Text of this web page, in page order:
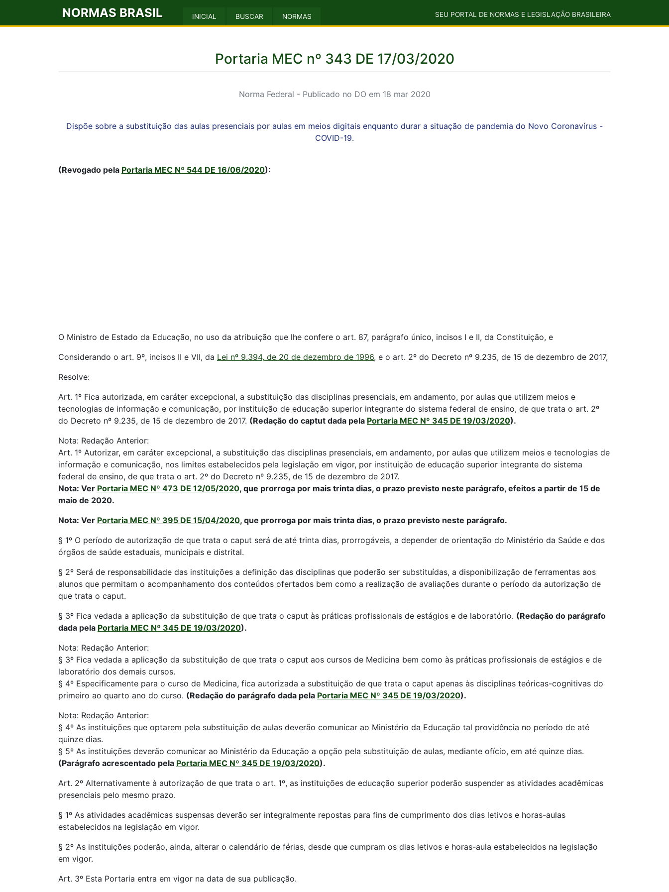
NORMAS BRASIL INICIAL BUSCAR NORMAS SEU PORTAL DE NORMAS E LEGISLAÇÃO BRASILEIRA
Portaria MEC nº 343 DE 17/03/2020
Norma Federal - Publicado no DO em 18 mar 2020
Dispõe sobre a substituição das aulas presenciais por aulas em meios digitais enquanto durar a situação de pandemia do Novo Coronavírus -
COVID-19.
(Revogado pela Portaria MEC Nº 544 DE 16/06/2020):
O Ministro de Estado da Educação, no uso da atribuição que lhe confere o art. 87, parágrafo único, incisos I e II, da Constituição, e
Considerando o art. 9º, incisos II e VII, da Lei nº 9.394, de 20 de dezembro de 1996, e o art. 2º do Decreto nº 9.235, de 15 de dezembro de 2017,
Resolve:
Art. 1º Fica autorizada, em caráter excepcional, a substituição das disciplinas presenciais, em andamento, por aulas que utilizem meios e
tecnologias de informação e comunicação, por instituição de educação superior integrante do sistema federal de ensino, de que trata o art. 2º
do Decreto nº 9.235, de 15 de dezembro de 2017. (Redação do captut dada pela Portaria MEC Nº 345 DE 19/03/2020).
Nota: Redação Anterior:
Art. 1º Autorizar, em caráter excepcional, a substituição das disciplinas presenciais, em andamento, por aulas que utilizem meios e tecnologias de
informação e comunicação, nos limites estabelecidos pela legislação em vigor, por instituição de educação superior integrante do sistema
federal de ensino, de que trata o art. 2º do Decreto nº 9.235, de 15 de dezembro de 2017.
Nota: Ver Portaria MEC Nº 473 DE 12/05/2020, que prorroga por mais trinta dias, o prazo previsto neste parágrafo, efeitos a partir de 15 de
maio de 2020.
Nota: Ver Portaria MEC Nº 395 DE 15/04/2020, que prorroga por mais trinta dias, o prazo previsto neste parágrafo.
§ 1º O período de autorização de que trata o caput será de até trinta dias, prorrogáveis, a depender de orientação do Ministério da Saúde e dos
órgãos de saúde estaduais, municipais e distrital.
§ 2º Será de responsabilidade das instituições a definição das disciplinas que poderão ser substituídas, a disponibilização de ferramentas aos
alunos que permitam o acompanhamento dos conteúdos ofertados bem como a realização de avaliações durante o período da autorização de
que trata o caput.
§ 3º Fica vedada a aplicação da substituição de que trata o caput às práticas profissionais de estágios e de laboratório. (Redação do parágrafo
dada pela Portaria MEC Nº 345 DE 19/03/2020).
Nota: Redação Anterior:
§ 3º Fica vedada a aplicação da substituição de que trata o caput aos cursos de Medicina bem como às práticas profissionais de estágios e de
laboratório dos demais cursos.
§ 4º Especificamente para o curso de Medicina, fica autorizada a substituição de que trata o caput apenas às disciplinas teóricas-cognitivas do
primeiro ao quarto ano do curso. (Redação do parágrafo dada pela Portaria MEC Nº 345 DE 19/03/2020).
Nota: Redação Anterior:
§ 4º As instituições que optarem pela substituição de aulas deverão comunicar ao Ministério da Educação tal providência no período de até
quinze dias.
§ 5º As instituições deverão comunicar ao Ministério da Educação a opção pela substituição de aulas, mediante ofício, em até quinze dias.
(Parágrafo acrescentado pela Portaria MEC Nº 345 DE 19/03/2020).
Art. 2º Alternativamente à autorização de que trata o art. 1º, as instituições de educação superior poderão suspender as atividades acadêmicas
presenciais pelo mesmo prazo.
§ 1º As atividades acadêmicas suspensas deverão ser integralmente repostas para fins de cumprimento dos dias letivos e horas-aulas
estabelecidos na legislação em vigor.
§ 2º As instituições poderão, ainda, alterar o calendário de férias, desde que cumpram os dias letivos e horas-aula estabelecidos na legislação
em vigor.
Art. 3º Esta Portaria entra em vigor na data de sua publicação.